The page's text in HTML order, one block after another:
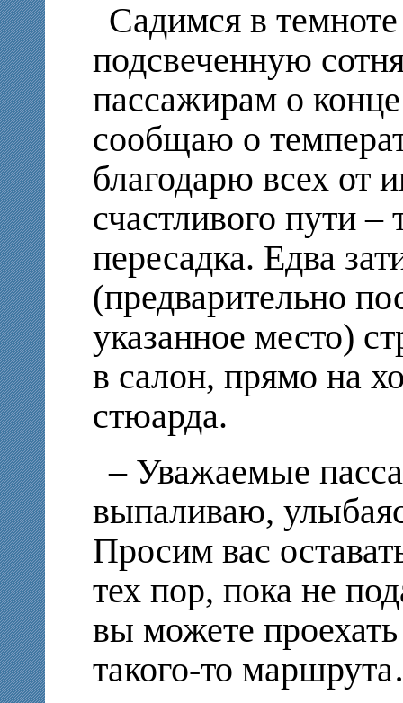
Садимся в
подсвеченную
пассажирам о
сообщаю о
благодарю всех от
счастливого пути –
пересадка. Едва
(предварительно
указанное место)
в салон, прямо на
стюарда.
– Уважаемые
выпаливаю,
Просим вас
тех пор, пока не
вы можете
такого-то